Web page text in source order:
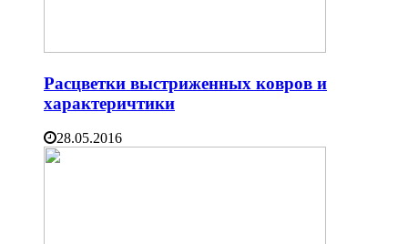
Расцветки выстриженных ковров и
характеричтики
28.05.2016